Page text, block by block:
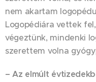
nem akartam
Logopédiára vettek
végeztünk, mindenki
szerettem volna
– Az elmúlt